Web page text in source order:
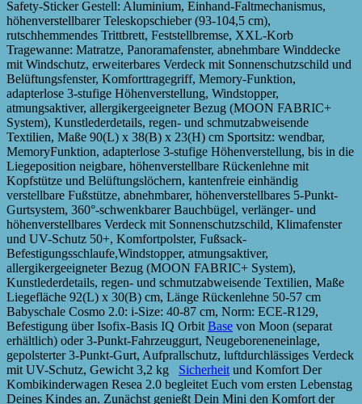
Safety-Sticker Gestell: Aluminium, Einhand-Faltmechanismus,
höhenverstellbarer Teleskopschieber (93-104,5 cm),
rutschhemmendes Trittbrett, Feststellbremse, XXL-Korb
Tragewanne: Matratze, Panoramafenster, abnehmbare Winddecke
mit Windschutz, erweiterbares Verdeck mit Sonnenschutzschild und
Belüftungsfenster, Komforttragegriff, Memory-Funktion,
adapterlose 3-stufige Höhenverstellung, Windstopper,
atmungsaktiver, allergikergeeigneter Bezug (MOON FABRIC+
System), Kunstlederdetails, regen- und schmutzabweisende
Textilien, Maße 90(L) x 38(B) x 23(H) cm Sportsitz: wendbar,
MemoryFunktion, adapterlose 3-stufige Höhenverstellung, bis in die
Liegeposition neigbare, höhenverstellbare Rückenlehne mit
Kopfstütze und Belüftungslöchern, kantenfreie einhändig
verstellbare Fußstütze, abnehmbarer, höhenverstellbares 5-Punkt-
Gurtsystem, 360°-schwenkbarer Bauchbügel, verlänger- und
höhenverstellbares Verdeck mit Sonnenschutzschild, Klimafenster
und UV-Schutz 50+, Komfortpolster, Fußsack-
Befestigungsschlaufe,Windstopper, atmungsaktiver,
allergikergeeigneter Bezug (MOON FABRIC+ System),
Kunstlederdetails, regen- und schmutzabweisende Textilien, Maße
Liegefläche 92(L) x 30(B) cm, Länge Rückenlehne 50-57 cm
Babyschale Cosmo 2.0: i-Size: 40-87 cm, Norm: ECE-R129,
Befestigung über Isofix-Basis IQ Orbit Base von Moon (separat
erhältlich) oder 3-Punkt-Fahrzeuggurt, Neugeboreneneinlage,
gepolsterter 3-Punkt-Gurt, Aufprallschutz, luftdurchlässiges Verdeck
mit UV-Schutz, Gewicht 3,2 kg Sicherheit und Komfort Der
Kombikinderwagen Resea 2.0 begleitet Euch vom ersten Lebenstag
Deines Kindes an. Zunächst genießt Dein Mini den Komfort der